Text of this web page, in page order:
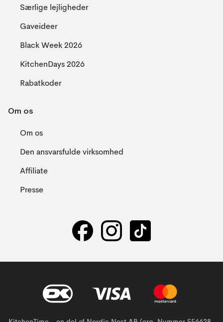
Særlige lejligheder
Gaveideer
Black Week 2026
KitchenDays 2026
Rabatkoder
Om os
Om os
Den ansvarsfulde virksomhed
Affiliate
Presse